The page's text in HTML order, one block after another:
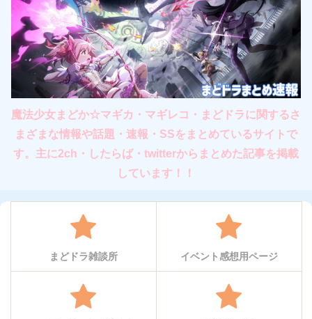
魔法少女まどか☆マギカ・マギレコ・まどドラに関するさ
まざまな情報や話題・速報・SSをまとめているサイトで
す。主に2ch・したらば・twitterからまとめた記事を掲載
しています！！
まどドラ雑談所 イベント感想用ページ